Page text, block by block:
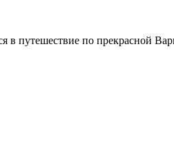
в путешествие по прекрасной